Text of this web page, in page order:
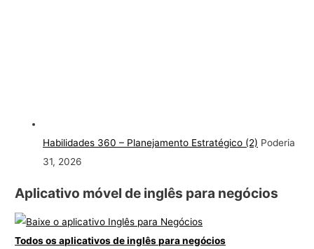
Habilidades 360 – Planejamento Estratégico (2) Poderia
31, 2026
Aplicativo móvel de inglês para negócios
Todos os aplicativos de inglês para negócios